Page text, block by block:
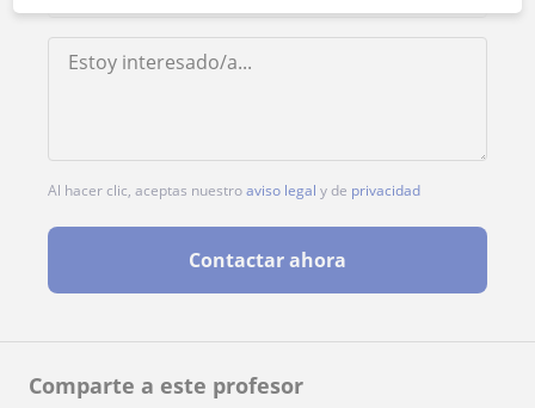
Comparte a este profesor
Al hacer clic, aceptas nuestroaviso legal y de privacidad
Contactar ahora